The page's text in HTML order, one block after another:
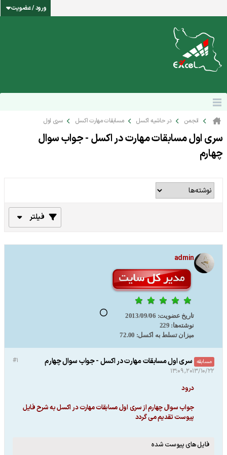
ورود / عضویت
انجمن در حاشیه اکسل مسابقات مهارت اکسل سری اول
سری اول مسابقات مهارت در اکسل - جواب سوال
چهارم
فیلتر
admin
تاریخ عضویت: 2013/09/06
نوشته‌ها: 229
میزان تسلط به اکسل: 72.00
#1 مسابقه سری اول مسابقات مهارت در اکسل - جواب سوال چهارم
2013/10/22, 13:09
درود
جواب سوال چهارم از سری اول مسابقات مهارت در اکسل به شرح فایل
پیوست تقدیم می گردد
فایل های پیوست شده